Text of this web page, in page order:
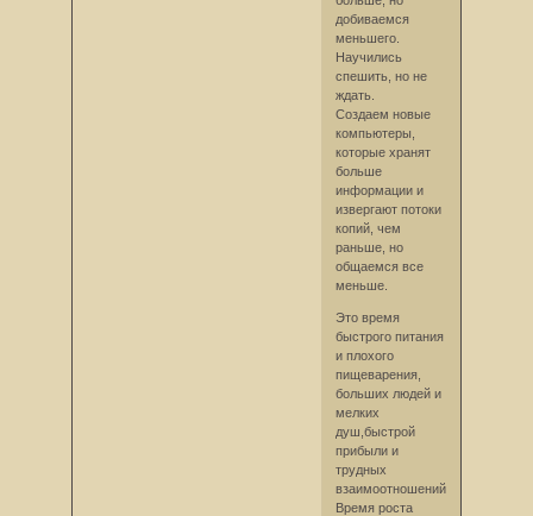
добиваемся
меньшего.
Научились
спешить, но не
ждать.
Создаем новые
компьютеры,
которые хранят
больше
информации и
извергают потоки
копий, чем
раньше, но
общаемся все
меньше.
Это время
быстрого питания
и плохого
пищеварения,
больших людей и
мелких
душ,быстрой
прибыли и
трудных
взаимоотношений.
Время роста